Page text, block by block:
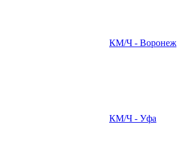
КМ/Ч - Воронеж
КМ/Ч - Уфа